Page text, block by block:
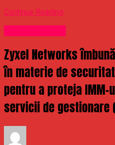
Continue Reading
Zyxel Networks
în materie de
pentru a proteja
servicii de gestionare